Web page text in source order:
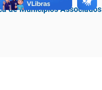
de Municípios Associados